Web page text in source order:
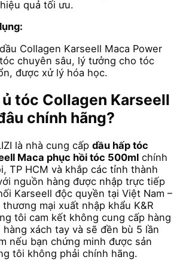
quả tối ưu.
Collagen Karseell Maca Power
chuyên sâu, lý tưởng cho tóc
được xử lý hóa học.
ủ tóc Collagen Karseell
chính hãng?
là nhà cung cấp dầu hấp tóc
Maca phục hồi tóc 500ml chính
TP HCM và khắp các tỉnh thành
nguồn hàng được nhập trực tiếp
Karseell độc quyền tại Việt Nam –
mại xuất nhập khẩu K&R
tôi cam kết không cung cấp hàng
hàng xách tay và sẽ đền bù 5 lần
nếu bạn chứng minh được sản
tôi không phải chính hãng.